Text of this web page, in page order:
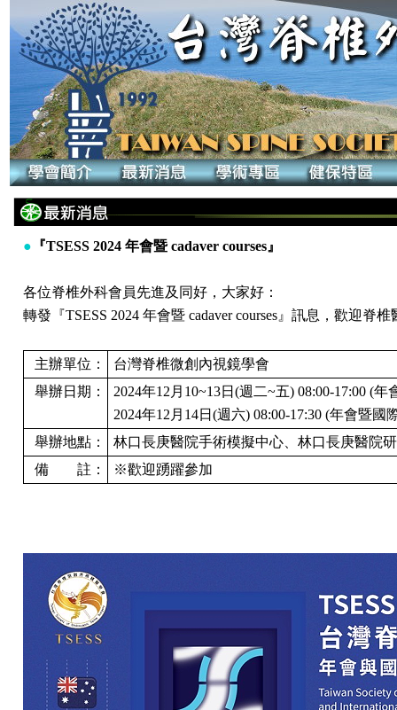
● 『TSESS 2024 年會暨 cadaver courses』
各位脊椎外科會員先進及同好，大家好：
轉發『TSESS 2024 年會暨 cadaver courses』訊息，歡迎脊
主辦單位：
台灣脊椎微創內視鏡學會
舉辦日期：
2024年12月10~13日(週二~五) 08:00-17:00 (
2024年12月14日(週六) 08:00-17:30 (年會暨國
舉辦地點：
林口長庚醫院手術模擬中心、林口長庚醫院
備 註：
※歡迎踴躍參加